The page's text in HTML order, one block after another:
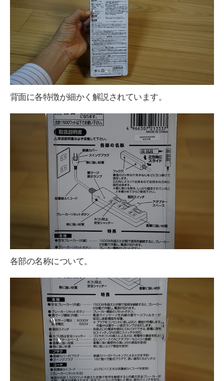
背面に各特徴が細かく解説されています。
各部の名称について。